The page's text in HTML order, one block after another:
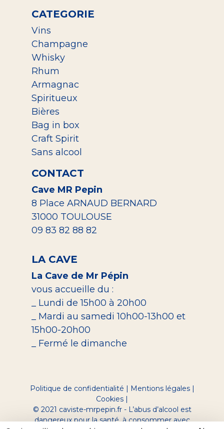
CATEGORIE
Vins
Champagne
Whisky
Rhum
Armagnac
Spiritueux
Bières
Bag in box
Craft Spirit
Sans alcool
CONTACT
Cave MR Pepin
8 Place ARNAUD BERNARD
31000 TOULOUSE
09 83 82 88 82
LA CAVE
La Cave de Mr Pépin
vous accueille du :
_ Lundi de 15h00 à 20h00
_ Mardi au samedi 10h00-13h00 et
15h00-20h00
_ Fermé le dimanche
Politique de confidentialité | Mentions légales|
Cookies |
© 2021 caviste-mrpepin.fr - L’abus d’alcool est
dangereux pour la santé, à consommer avec